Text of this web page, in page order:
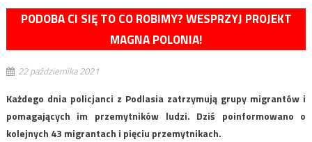
PODOBA CI SIĘ TO CO ROBIMY? WESPRZYJ PROJEKT
MAGNA POLONIA!
22 października 2021
Każdego dnia policjanci z Podlasia zatrzymują grupy migrantów i
pomagających im przemytników ludzi. Dziś poinformowano o
kolejnych 43 migrantach i pięciu przemytnikach.